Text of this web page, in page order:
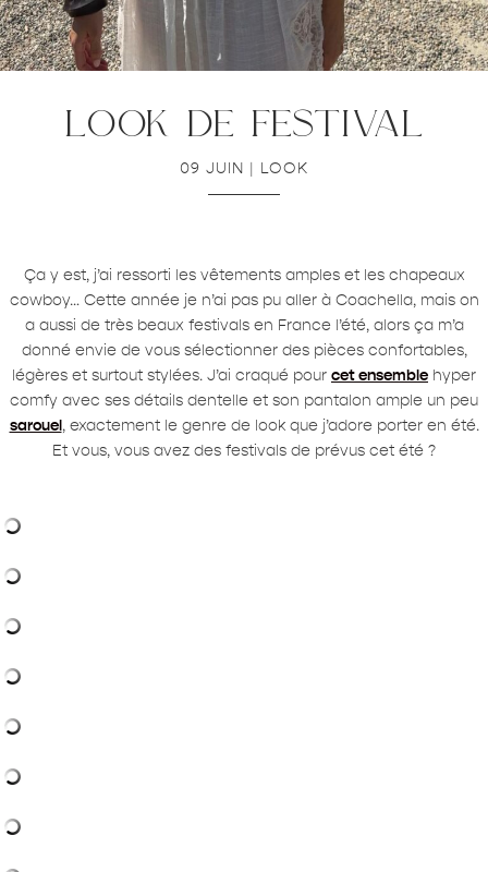
look de festival
09 JUIN | LOOK
Ça y est, j’ai ressorti les vêtements amples et les chapeaux
cowboy… Cette année je n’ai pas pu aller à Coachella, mais on
a aussi de très beaux festivals en France l’été, alors ça m’a
donné envie de vous sélectionner des pièces confortables,
légères et surtout stylées. J’ai craqué pour cet ensemble hyper
comfy avec ses détails dentelle et son pantalon ample un peu
sarouel, exactement le genre de look que j’adore porter en été.
Et vous, vous avez des festivals de prévus cet été ?